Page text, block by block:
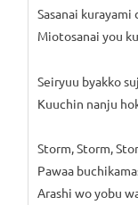
Sasanai kurayami
Miotosanai you
Seiryuu byakko
Kuuchin nanju
Storm, Storm,
Pawaa
Arashi wo yobu